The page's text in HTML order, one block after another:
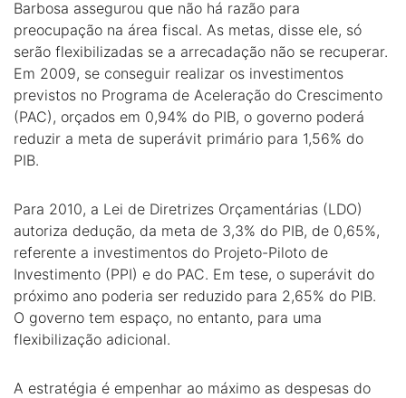
Barbosa assegurou que não há razão para
preocupação na área fiscal. As metas, disse ele, só
serão flexibilizadas se a arrecadação não se recuperar.
Em 2009, se conseguir realizar os investimentos
previstos no Programa de Aceleração do Crescimento
(PAC), orçados em 0,94% do PIB, o governo poderá
reduzir a meta de superávit primário para 1,56% do
PIB.
Para 2010, a Lei de Diretrizes Orçamentárias (LDO)
autoriza dedução, da meta de 3,3% do PIB, de 0,65%,
referente a investimentos do Projeto-Piloto de
Investimento (PPI) e do PAC. Em tese, o superávit do
próximo ano poderia ser reduzido para 2,65% do PIB.
O governo tem espaço, no entanto, para uma
flexibilização adicional.
A estratégia é empenhar ao máximo as despesas do